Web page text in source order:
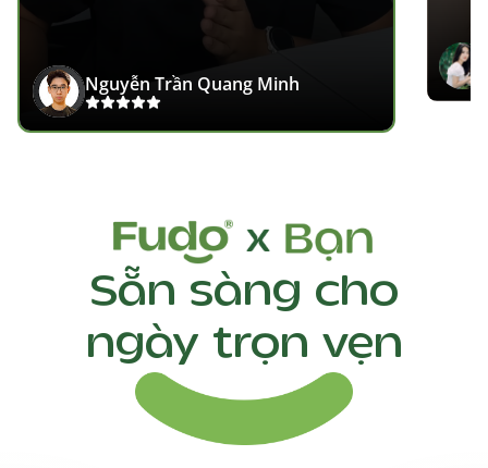
Nguyễn Trần Quang Minh
Sẵn sàng cho
ngày trọn vẹn